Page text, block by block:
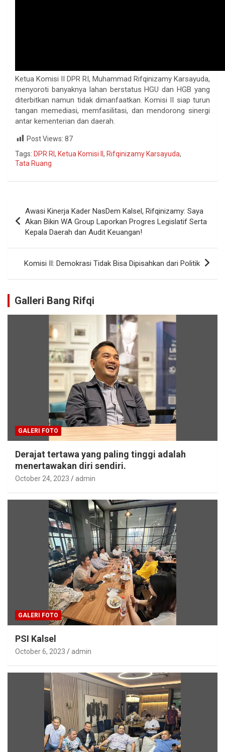
Ketua Komisi II DPR RI, Muhammad Rifqinizamy Karsayuda,
menyoroti banyaknya lahan berstatus HGU dan HGB yang
diterbitkan namun tidak dimanfaatkan. Komisi II siap turun
tangan memediasi, memfasilitasi, dan mendorong sinergi
antar kementerian dan daerah.
Post Views: 87
Tags: DPR RI , Ketua Komisi II , Rifqinizamy Karsayuda,
Tata Ruang
Awasi Kinerja Kader NasDem Kalsel, Rifqinizamy: Saya
Akan Bikin WA Group Laporkan Progres Legislatif Serta
Kepala Daerah dan Audit Keuangan!
Komisi II: Demokrasi Tidak Bisa Dipisahkan dari Politik
Galleri Bang Rifqi
GALERI FOTO
Derajat tertawa yang paling tinggi adalah
menertawakan diri sendiri.
October 24, 2023 admin
GALERI FOTO
PSI Kalsel
October 6, 2023 admin